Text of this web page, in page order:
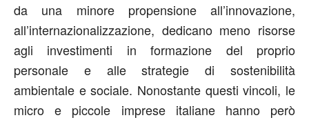
da una minore propensione all’innovazione,
all’internazionalizzazione, dedicano meno risorse
agli investimenti in formazione del proprio
personale e alle strategie di sostenibilità
ambientale e sociale. Nonostante questi vincoli, le
micro e piccole imprese italiane hanno però